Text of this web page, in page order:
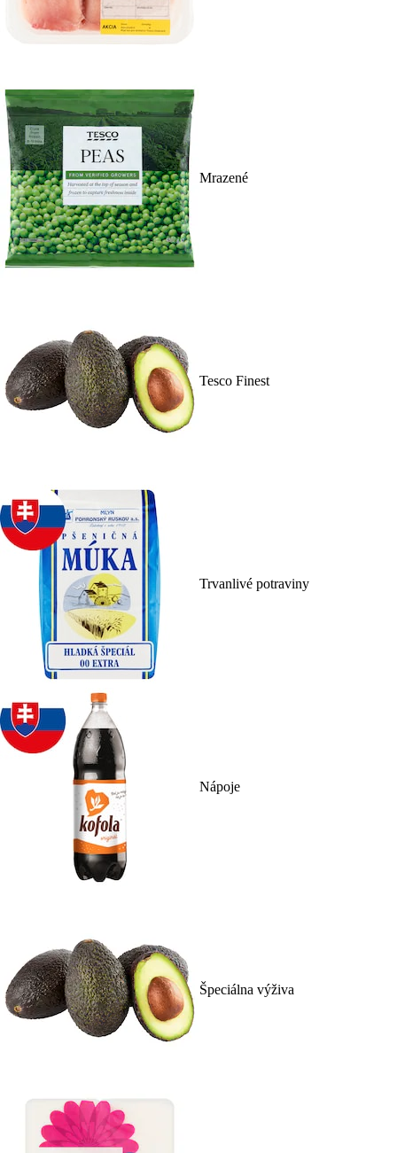
Mrazené
Tesco Finest
Trvanlivé potraviny
Nápoje
Špeciálna výživa